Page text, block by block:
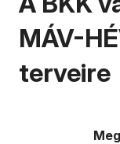
MÁV-
terveire